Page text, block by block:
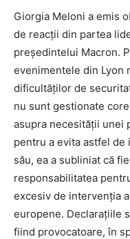
Giorgia Meloni a emis
de reacții din partea
președintelui Macron.
evenimentele din Lyon
dificultăților de
nu sunt gestionate
asupra necesității unei
pentru a evita astfel
său, ea a subliniat că
responsabilitatea
excesiv de intervenția
europene. Declarațiile
fiind provocatoare, în